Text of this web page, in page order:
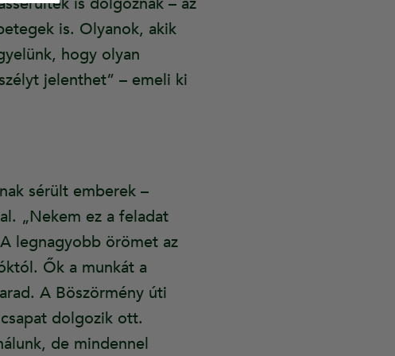
is. Olyanok, akik
hogy olyan
jelenthet” – emeli ki
sérült emberek –
„Nekem ez a feladat
legnagyobb örömet az
Ők a munkát a
A Böszörmény úti
dolgozik ott.
de mindennel